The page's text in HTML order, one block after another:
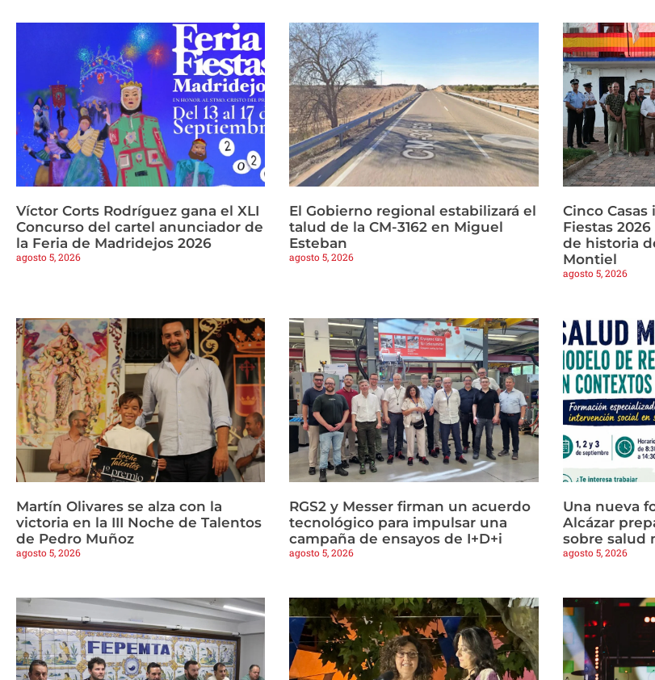
Víctor Corts Rodríguez gana el XLI
Concurso del cartel anunciador de
la Feria de Madridejos 2026
agosto 5, 2026
El Gobierno regional estabilizará el
talud de la CM-3162 en Miguel
Esteban
agosto 5, 2026
Cinco
Fiestas
de historia
Montiel
agosto 5, 2026
Martín Olivares se alza con la
victoria en la III Noche de Talentos
de Pedro Muñoz
agosto 5, 2026
RGS2 y Messer firman un acuerdo
tecnológico para impulsar una
campaña de ensayos de I+D+i
agosto 5, 2026
Una nueva
Alcázar
sobre salud
agosto 5, 2026